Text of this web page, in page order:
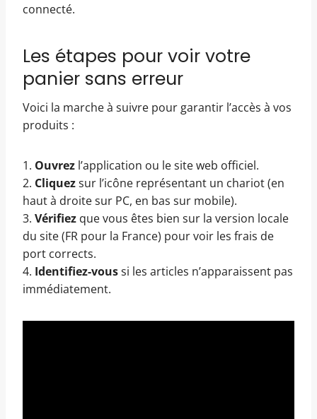
connecté.
Les étapes pour voir votre
panier sans erreur
Voici la marche à suivre pour garantir l’accès à vos
produits :
1. Ouvrez l’application ou le site web officiel.
2. Cliquezsur l’icône représentant un chariot (en
haut à droite sur PC, en bas sur mobile).
3. Vérifiez que vous êtes bien sur la version locale
du site (FR pour la France) pour voir les frais de
port corrects.
4. Identifiez-voussi les articles n’apparaissent pas
immédiatement.